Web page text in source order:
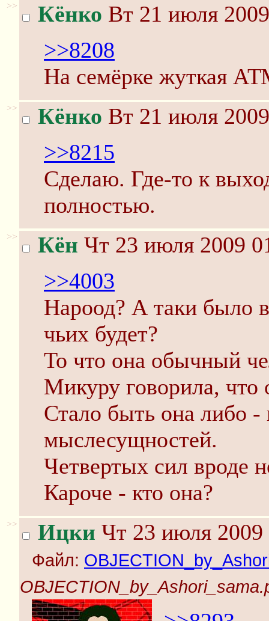
>> Кёнко Вт 21 июля
>>8208
На семёрке жуткая
>> Кёнко Вт 21 июля
>>8215
Сделаю. Где-то к
полностью.
>> Кён Чт 23 июля 2009
>>4003
Нароод? А таки было
чьих будет?
То что она обычный
Микуру говорила, что
Стало быть она либо
мыслесущностей.
Четвертых сил вроде
Кароче - кто она?
>> Ицки Чт 23 июля 2009
Файл: